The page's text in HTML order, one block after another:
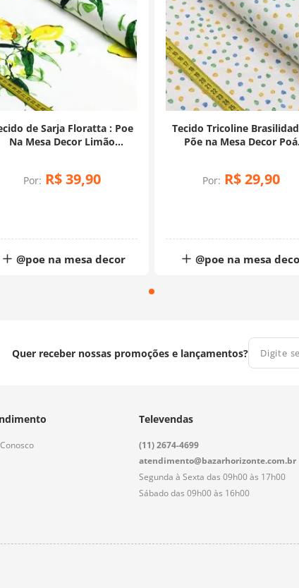
de Sarja Floratta : Poe
Na Mesa Decor Limão
Por: R$39,90
@poe na mesa decor
Tecido Tricoline
Põe na Mesa Decor Poá
Por: R$29,90
@poe na mesa
Quer receber nossas promoções e lançamentos?
Televendas
(11) 2674-4699
atendimento@bazarhorizonte.com.br
Segunda à Sexta das 09h00 às 17h00
Sábado das 09h00 às 16h00